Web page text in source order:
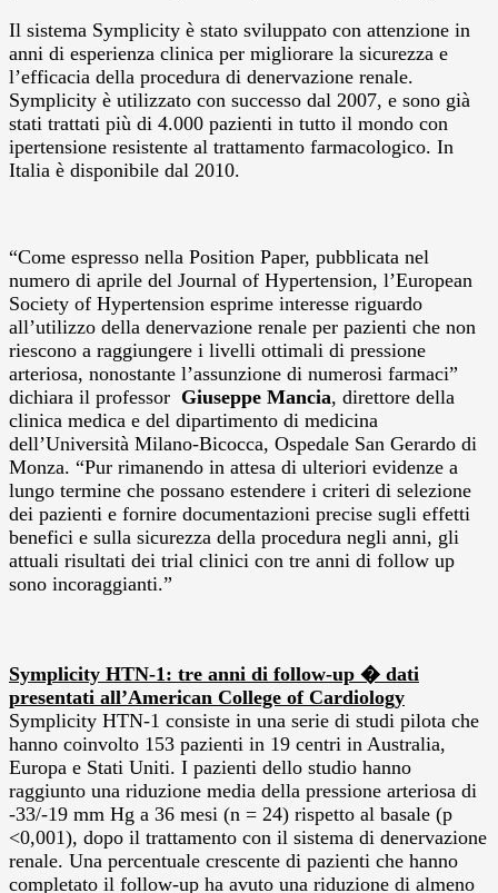
Il sistema Symplicity è stato sviluppato con attenzione in
anni di esperienza clinica per migliorare la sicurezza e
l’efficacia della procedura di denervazione renale.
Symplicity è utilizzato con successo dal 2007, e sono già
stati trattati più di 4.000 pazienti in tutto il mondo con
ipertensione resistente al trattamento farmacologico. In
Italia è disponibile dal 2010.
“Come espresso nella Position Paper, pubblicata nel
numero di aprile del Journal of Hypertension, l’European
Society of Hypertension esprime interesse riguardo
all’utilizzo della denervazione renale per pazienti che non
riescono a raggiungere i livelli ottimali di pressione
arteriosa, nonostante l’assunzione di numerosi farmaci”
dichiara il professor Giuseppe Mancia, direttore della
clinica medica e del dipartimento di medicina
dell’Università Milano-Bicocca, Ospedale San Gerardo di
Monza. “Pur rimanendo in attesa di ulteriori evidenze a
lungo termine che possano estendere i criteri di selezione
dei pazienti e fornire documentazioni precise sugli effetti
benefici e sulla sicurezza della procedura negli anni, gli
attuali risultati dei trial clinici con tre anni di follow up
sono incoraggianti.”
Symplicity HTN-1: tre anni di follow-up � dati
presentati all’American College of Cardiology
Symplicity HTN-1 consiste in una serie di studi pilota che
hanno coinvolto 153 pazienti in 19 centri in Australia,
Europa e Stati Uniti. I pazienti dello studio hanno
raggiunto una riduzione media della pressione arteriosa di
-33/-19 mm Hg a 36 mesi (n = 24) rispetto al basale (p
<0,001), dopo il trattamento con il sistema di denervazione
renale. Una percentuale crescente di pazienti che hanno
completato il follow-up ha avuto una riduzione di almeno